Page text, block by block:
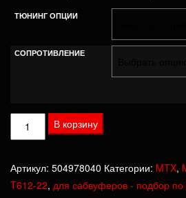
ТЮНИНГ ОПЦИИ
СОПРОТИВЛЕНИЕ
Количество
товара
MTX
THUNDER
В корзину
Артикул: 504978040 Категории: MTX,
T612-22, для сабвуферов - подбор